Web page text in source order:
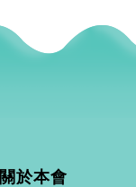
關於本會